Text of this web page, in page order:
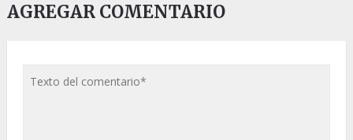
AGREGAR COMENTARIO